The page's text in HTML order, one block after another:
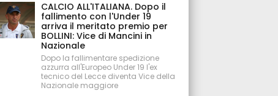
CALCIO ALL'ITALIANA. Dopo il
fallimento con l'Under 19
arriva il meritato premio per
BOLLINI: Vice di Mancini in
Nazionale
Dopo la fallimentare spedizione
azzurra all'Europeo Under 19 l'ex
tecnico del Lecce diventa Vice della
Nazionale maggiore